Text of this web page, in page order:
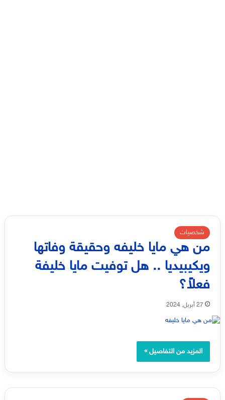
شخصيات
من هي مايا خليفه وحقيقة وفاتها
ويكيبيديا .. هل توفيت مايا خليفة
فعلاً؟
27 أبريل, 2024
المزيد من التفاصيل »